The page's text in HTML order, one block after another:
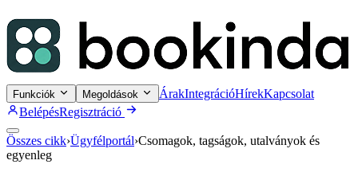
Funkciók Megoldások ÁrakIntegrációHírekKapcsolat
BelépésRegisztráció
Összes cikk›Ügyfélportál›Csomagok, tagságok, utalványok és
egyenleg